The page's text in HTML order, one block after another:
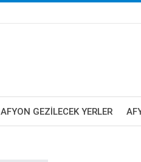
AFYON GEZILECEK YERLER